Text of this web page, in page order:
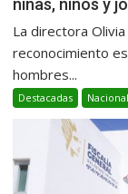
La directora
reconocimiento
hombres...
Destacadas Nacional